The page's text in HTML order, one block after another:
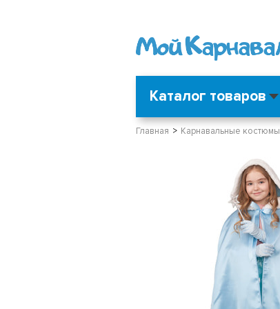
Каталог товаров
Главная Карнавальные костюмы